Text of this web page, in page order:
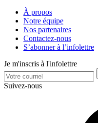
À propos
Notre équipe
Nos partenaires
Contactez-nous
S’abonner à l’infolettre
Je m'inscris à l'infolettre
Suivez-nous